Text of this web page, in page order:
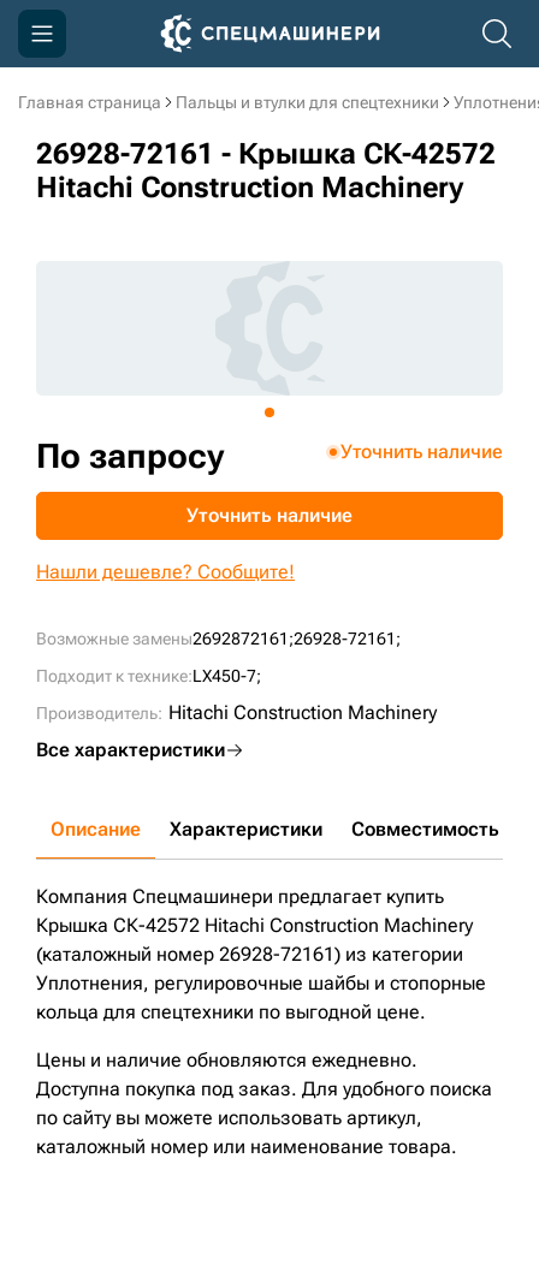
Главная страница Пальцы и втулки для спецтехники
26928-72161 - Крышка СК-42572
Hitachi Construction Machinery
Возможные замены2692872161;26928-72161;
Подходит к технике:LX450-7;
Производитель: Hitachi Construction Machinery
Все характеристики
По запросу Уточнить наличие
Уточнить наличие
Нашли дешевле? Сообщите!
Описание Характеристики Совместимость
Компания Спецмашинери предлагает купить
Крышка СК-42572 Hitachi Construction Machinery
(каталожный номер 26928-72161) из категории
Уплотнения, регулировочные шайбы и стопорные
кольца для спецтехники по выгодной цене.
Цены и наличие обновляются ежедневно.
Доступна покупка под заказ. Для удобного поиска
по сайту вы можете использовать артикул,
каталожный номер или наименование товара.
Компания
Акции
sksale@skdst.ru
+7 (499) 394-50-93